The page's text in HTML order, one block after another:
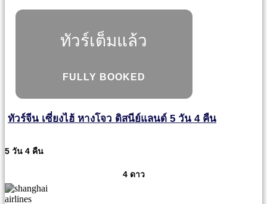
ทัวร์เต็มแล้ว
FULLY BOOKED
ทัวร์จีน เซี่ยงไฮ้ หางโจว ดิสนีย์แลนด์ 5 วัน 4 คืน
5 วัน 4 คืน
4 ดาว